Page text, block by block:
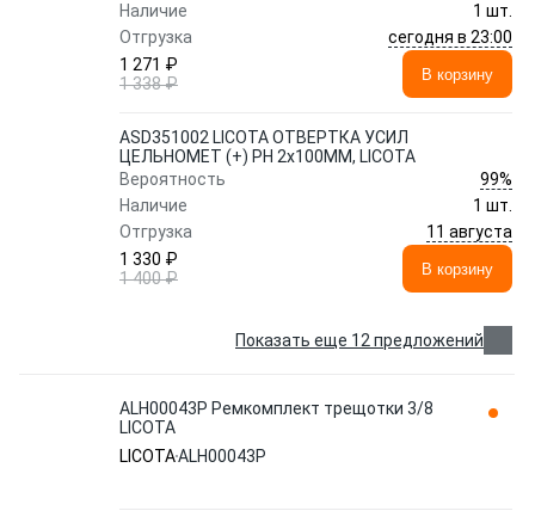
Наличие
1 шт.
Отгрузка
сегодня в 23:00
1 271 ₽
1 338 ₽
В корзину
ASD351002 LICOTA ОТВЕРТКА УСИЛ
ЦЕЛЬНОМЕТ (+) PH 2x100ММ, LICOTA
Вероятность
99%
Наличие
1 шт.
Отгрузка
11 августа
1 330 ₽
1 400 ₽
В корзину
Показать еще 12 предложений
ALH00043P Ремкомплект трещотки 3/8
LICOTA
LICOTAALH00043P